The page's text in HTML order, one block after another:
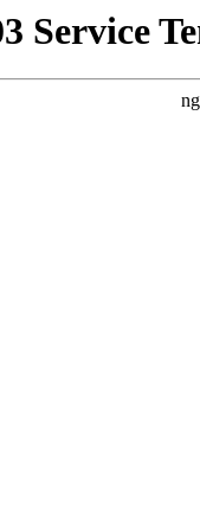
Service